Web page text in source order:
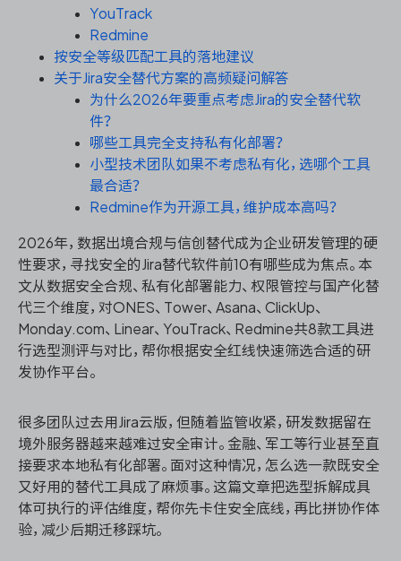
ASPICE 研发管理
ONES 资讯
YouTrack
Redmine
按安全等级匹配工具的落地建议
关于Jira安全替代方案的高频疑问解答
为什么2026年要重点考虑Jira的安全替代软
件？
哪些工具完全支持私有化部署？
小型技术团队如果不考虑私有化，选哪个工具
最合适？
Redmine作为开源工具，维护成本高吗？
2026年，数据出境合规与信创替代成为企业研发管理的硬
性要求，寻找安全的Jira替代软件前10有哪些成为焦点。本
文从数据安全合规、私有化部署能力、权限管控与国产化替
代三个维度，对ONES、Tower、Asana、ClickUp、
Monday.com、Linear、YouTrack、Redmine共8款工具进
行选型测评与对比，帮你根据安全红线快速筛选合适的研
发协作平台。
很多团队过去用Jira云版，但随着监管收紧，研发数据留在
境外服务器越来越难过安全审计。金融、军工等行业甚至直
接要求本地私有化部署。面对这种情况，怎么选一款既安全
又好用的替代工具成了麻烦事。这篇文章把选型拆解成具
体可执行的评估维度，帮你先卡住安全底线，再比拼协作体
验，减少后期迁移踩坑。